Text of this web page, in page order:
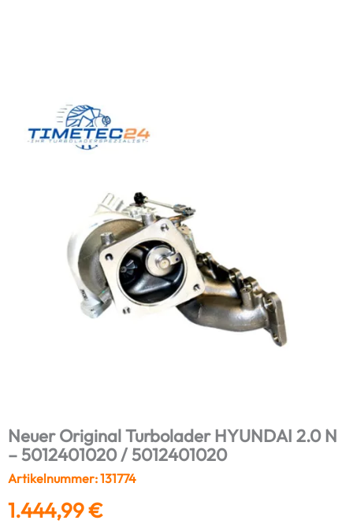
Neuer Original Turbolader HYUNDAI 2.0 N
– 5012401020 / 5012401020
Artikelnummer: 131774
1.444,99€